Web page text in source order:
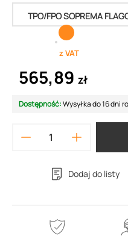
z VAT
565,89 zł
Dostępność:Wysyłka do 16 dni
Dodaj do listy